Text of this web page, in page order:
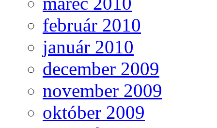
február 2010
január 2010
december 2009
november 2009
október 2009